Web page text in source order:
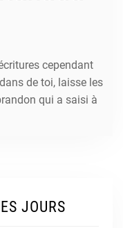
cependant
de toi, laisse les
qui a saisi à
JOURS